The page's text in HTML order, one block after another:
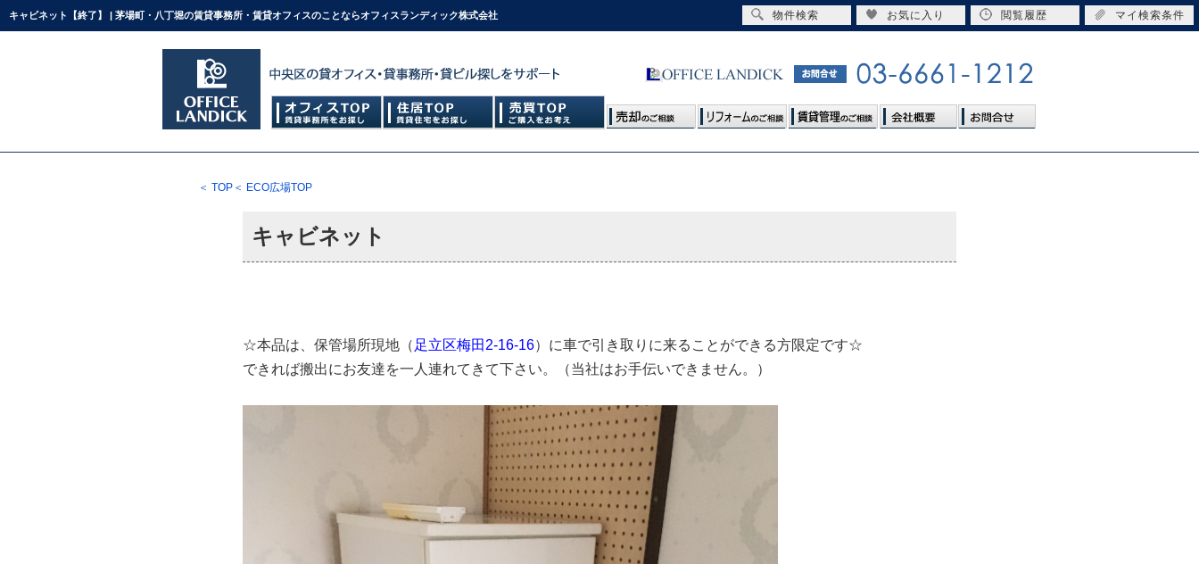
キャビネット【終了】 | 茅場町・八丁堀の賃貸事務所・賃貸オフィスのことならオフィスランディック株式会社
＜ TOP ＜ ECO広場TOP
キャビネット
☆本品は、保管場所現地（ 足立区梅田2-16-16）に車で引き取りに来ることができる方限定です☆
できれば搬出にお友達を一人連れてきて下さい。（当社はお手伝いできません。）
物件検索 お気に入り 閲覧履歴 マイ検索条件